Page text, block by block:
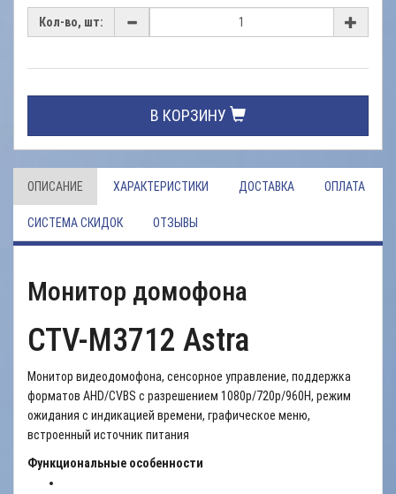
Кол-во, шт:
В КОРЗИНУ
ОПИСАНИЕ ХАРАКТЕРИСТИКИ ДОСТАВКА ОПЛАТА
СИСТЕМА СКИДОК ОТЗЫВЫ
Монитор домофона
CTV-M3712 Astra
Монитор видеодомофона, сенсорное управление, поддержка
форматов AHD/CVBS с разрешением 1080p/720p/960H, режим
ожидания с индикацией времени, графическое меню,
встроенный источник питания
Функциональные особенности